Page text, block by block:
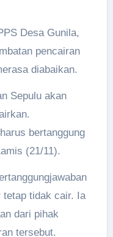
Desa Gunila,
pencairan
diabaikan.
Sepulu akan
bertanggung
(21/11).
tetap tidak cair. Ia
dari pihak
tersebut.